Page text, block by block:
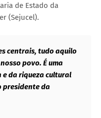
de Estado da
(Sejucel).
centrais, tudo aquilo
povo. É uma
da riqueza cultural
presidente da